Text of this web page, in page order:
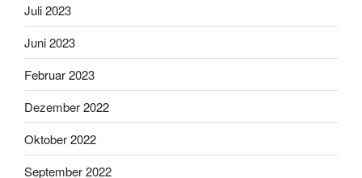
Juli 2023
Juni 2023
Februar 2023
Dezember 2022
Oktober 2022
September 2022